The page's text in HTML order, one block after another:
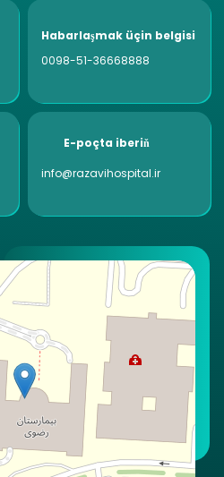
Habarlaşmak üçin belgisi
0098-51-36668888
E-poçta iberiň
info@razavihospital.ir